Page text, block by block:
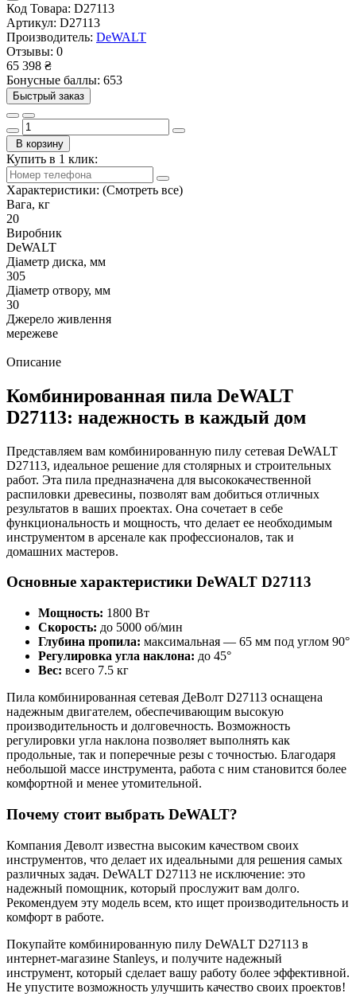
Код Товара: D27113
Артикул: D27113
Производитель: DeWALT
Отзывы: 0
65 398 ₴
Бонусные баллы: 653
Быстрый заказ
В корзину
Купить в 1 клик:
Характеристики: (Смотреть все)
Вага, кг
20
Виробник
DeWALT
Діаметр диска, мм
305
Діаметр отвору, мм
30
Джерело живлення
мережеве
Описание
Комбинированная пила DeWALT
D27113: надежность в каждый дом
Представляем вам комбинированную пилу сетевая DeWALT
D27113, идеальное решение для столярных и строительных
работ. Эта пила предназначена для высококачественной
распиловки древесины, позволят вам добиться отличных
результатов в ваших проектах. Она сочетает в себе
функциональность и мощность, что делает ее необходимым
инструментом в арсенале как профессионалов, так и
домашних мастеров.
Основные характеристики DeWALT D27113
Мощность: 1800 Вт
Скорость: до 5000 об/мин
Глубина пропила: максимальная — 65 мм под углом 90°
Регулировка угла наклона: до 45°
Вес: всего 7.5 кг
Пила комбинированная сетевая ДeВолт D27113 оснащена
надежным двигателем, обеспечивающим высокую
производительность и долговечность. Возможность
регулировки угла наклона позволяет выполнять как
продольные, так и поперечные резы с точностью. Благодаря
небольшой массе инструмента, работа с ним становится более
комфортной и менее утомительной.
Почему стоит выбрать DeWALT?
Компания Деволт известна высоким качеством своих
инструментов, что делает их идеальными для решения самых
различных задач. DeWALT D27113 не исключение: это
надежный помощник, который прослужит вам долго.
Рекомендуем эту модель всем, кто ищет производительность и
комфорт в работе.
Покупайте комбинированную пилу DeWALT D27113 в
интернет-магазине Stanleys, и получите надежный
инструмент, который сделает вашу работу более эффективной.
Не упустите возможность улучшить качество своих проектов!